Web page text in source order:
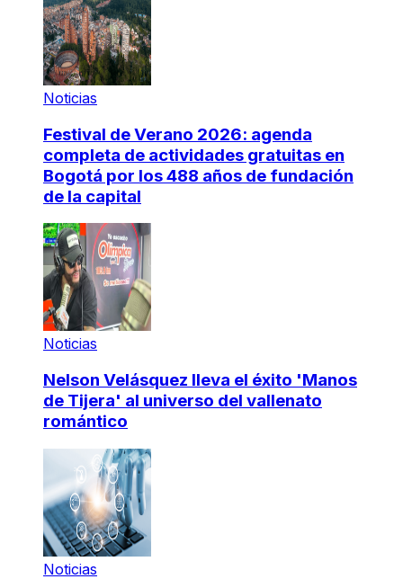
Noticias
Festival de Verano 2026: agenda
completa de actividades gratuitas en
Bogotá por los 488 años de fundación
de la capital
Noticias
Nelson Velásquez lleva el éxito 'Manos
de Tijera' al universo del vallenato
romántico
Noticias